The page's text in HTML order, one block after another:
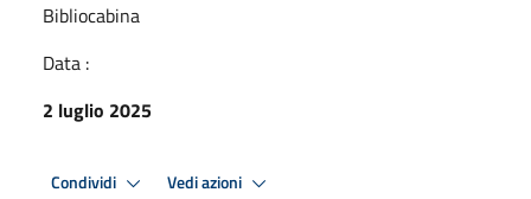
Bibliocabina
Data :
2 luglio 2025
Condividi Vedi azioni